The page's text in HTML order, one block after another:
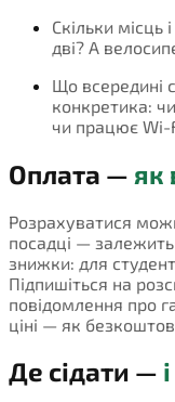
Скільки місць
дві? А
Що всередині
конкретика:
чи працює Wi-
Оплата — як
Розрахуватися
посадці —
знижки: для
Підпишіться на
повідомлення про
ціні — як
Де сідати —